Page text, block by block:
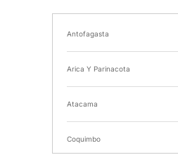
I MUNICIPALIDAD DE
INSTITUTO NACIONAL DE
SERVICIO DE SALUD DEL MAULE
TALCA
I MUNICIPALIDAD DE
Antofagasta
Arica Y Parinacota
Atacama
Coquimbo